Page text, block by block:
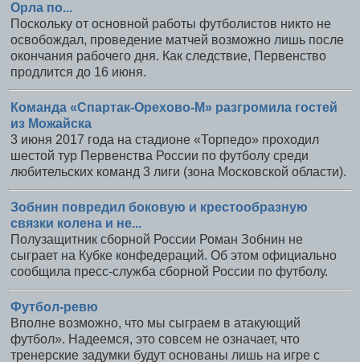
Орла по...
Поскольку от основной работы футболистов никто не
освобождал, проведение матчей возможно лишь после
окончания рабочего дня. Как следствие, Первенство
продлится до 16 июня.
Команда «Спартак-Орехово-М» разгромила гостей
из Можайска
3 июня 2017 года на стадионе «Торпедо» проходил
шестой тур Первенства России по футболу среди
любительских команд 3 лиги (зона Московской области).
Зобнин повредил боковую и крестообразную
связки колена и не...
Полузащитник сборной России Роман Зобнин не
сыграет на Кубке конфедераций. Об этом официально
сообщила пресс-служба сборной России по футболу.
Футбол-ревю
Вполне возможно, что мы сыграем в атакующий
футбол». Надеемся, это совсем не означает, что
тренерские задумки будут основаны лишь на игре с